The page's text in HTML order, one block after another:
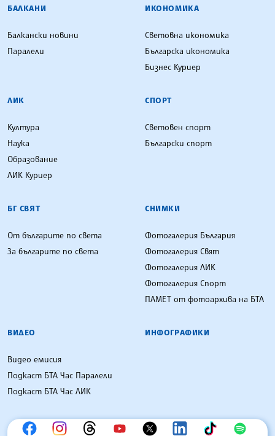
БАЛКАНИ
Балкански новини
Паралели
ИКОНОМИКА
Световна икономика
Българска икономика
Бизнес Куриер
ЛИК
Култура
Наука
Образование
ЛИК Куриер
СПОРТ
Световен спорт
Български спорт
БГ СВЯТ
От българите по света
За българите по света
СНИМКИ
Фотогалерия България
Фотогалерия Свят
Фотогалерия ЛИК
Фотогалерия Спорт
ПАМЕТ от фотоархива на БТА
ВИДЕО
Видео емисия
Подкаст БТА Час Паралели
Подкаст БТА Час ЛИК
ИНФОГРАФИКИ